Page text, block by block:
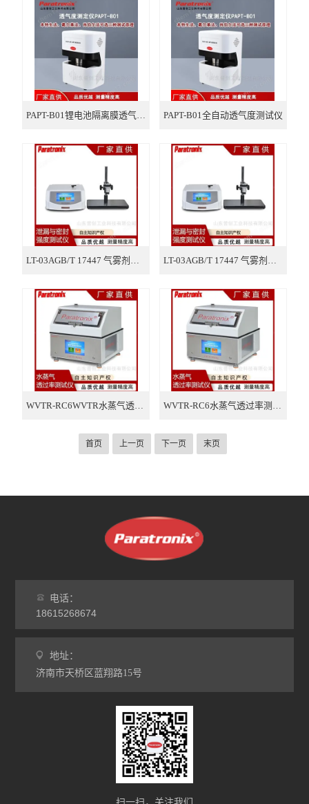
PAPT-B01锂电池隔离膜透气测量仪 PAPT-B01全自动透气度测试仪
LT-03AGB/T 17447 气雾剂阀门密封性测试仪 LT-03AGB/T 17447 气雾剂阀门畅通性测试仪
WVTR-RC6WVTR水蒸气透过率测试仪 薄膜透湿仪 WVTR-RC6水蒸气透过率测试仪 透湿仪
首页 上一页 下一页 末页
电话：
18615268674
地址：
济南市天桥区蓝翔路15号